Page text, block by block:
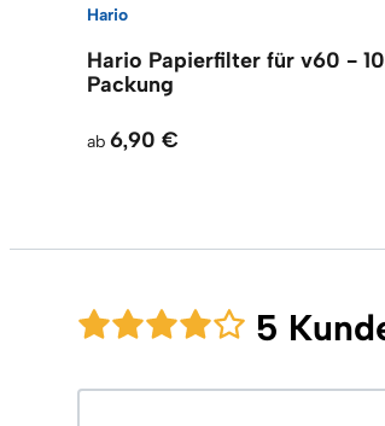
Hario
Hario Papierfilter für v60 -
Packung
ab 6,90 €
5